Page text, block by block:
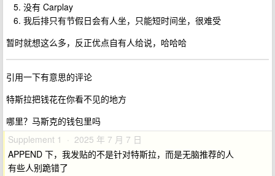
没有 Carplay
我后排只有节假日会有人坐，只能短时间坐，很难受
暂时就想这么多，反正优点自有人给说，哈哈哈
引用一下有意思的评论
特斯拉把钱花在你看不见的地方
哪里？马斯克的钱包里吗
Supplement 1 · 2025 年 7 月 7 日
APPEND 下，我发贴的不是针对特斯拉，而是无脑推荐的人
有些人别跪错了